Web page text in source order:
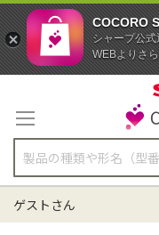
テ
ン
ツ
に
ス
キ
ッ
ゲストさん
COCORO
シャープ公
WEBよりさ